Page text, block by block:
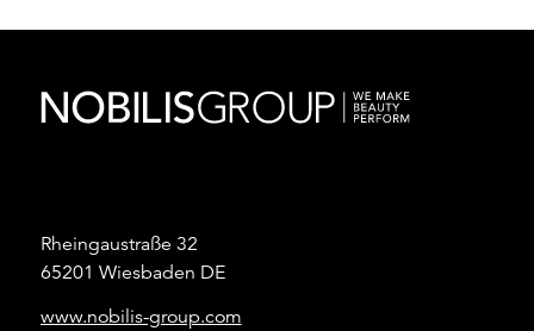
Rheingaustraße 32
65201 Wiesbaden DE
www.nobilis-group.com